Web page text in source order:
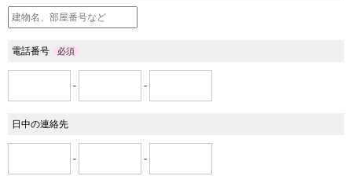
電話番号 必須
- -
日中の連絡先
- -